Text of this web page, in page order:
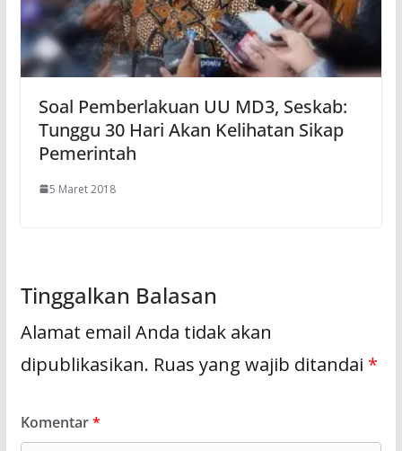
Soal Pemberlakuan UU MD3, Seskab:
Tunggu 30 Hari Akan Kelihatan Sikap
Pemerintah
5 Maret 2018
Tinggalkan Balasan
Alamat email Anda tidak akan
dipublikasikan. Ruas yang wajib ditandai *
Komentar*